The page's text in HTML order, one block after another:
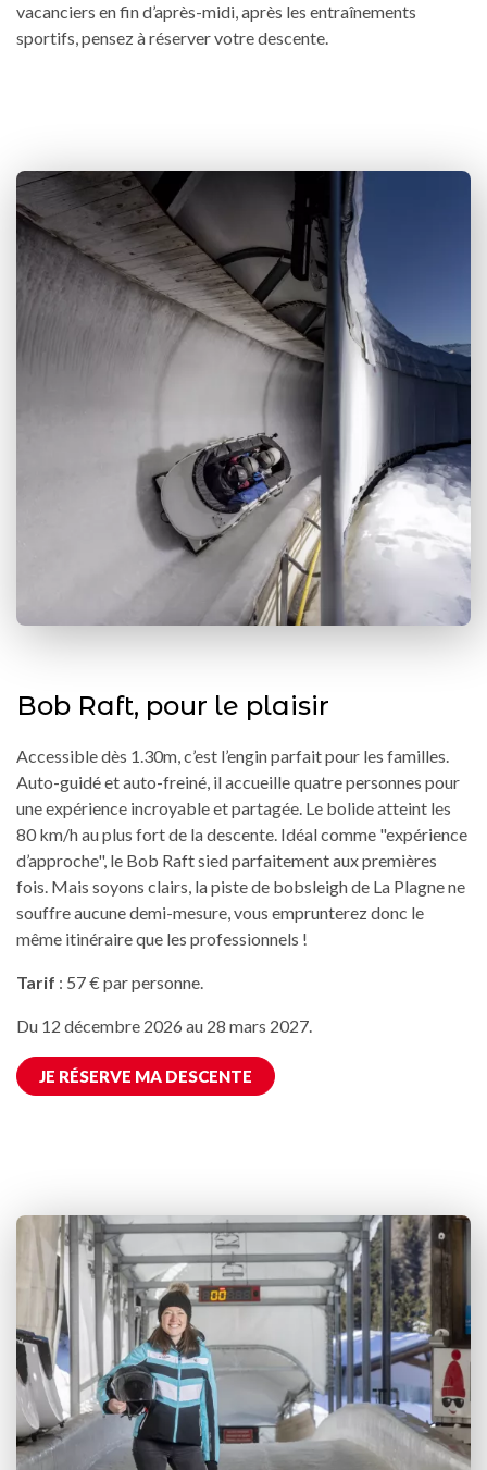
vacanciers en fin d’après-midi, après les entraînements
sportifs, pensez à réserver votre descente.
Bob Raft, pour le plaisir
Accessible dès 1.30m, c’est l’engin parfait pour les familles.
Auto-guidé et auto-freiné, il accueille quatre personnes pour
une expérience incroyable et partagée. Le bolide atteint les
80 km/h au plus fort de la descente. Idéal comme "expérience
d’approche", le Bob Raft sied parfaitement aux premières
fois. Mais soyons clairs, la piste de bobsleigh de La Plagne ne
souffre aucune demi-mesure, vous emprunterez donc le
même itinéraire que les professionnels !
Tarif : 57 € par personne.
Du 12 décembre 2026 au 28 mars 2027.
JE RÉSERVE MA DESCENTE